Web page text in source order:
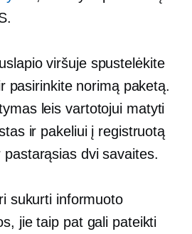
viršuje spustelėkite
pasirinkite norimą paketą.
leis vartotojui matyti
ir pakeliui į registruotą
dvi savaites.
sukurti informuoto
jie taip pat gali pateikti